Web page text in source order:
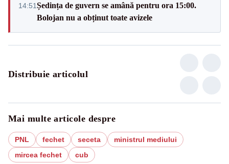
14:51Ședința de guvern se amână pentru ora 15:00.
Bolojan nu a obținut toate avizele
Distribuie articolul
Mai multe articole despre
PNL fechet seceta
ministrul mediului
mircea fechet
cub